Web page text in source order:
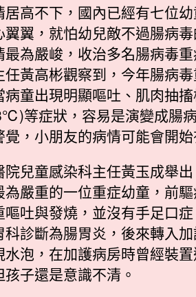
居高不下，國內已經有七位
翼翼，就怕幼兒敵不過腸病
最為嚴峻，收治多名腸病毒
任黃高彬觀察到，今年腸病
病童出現明顯嘔吐、肌肉抽
等症狀，容易是演變成腸
，小朋友的病情可能會開始
院兒童感染科主任黃玉成舉
為嚴重的一位重症幼童，前
嘔吐與發燒，並沒有手足口
診斷為腸胃炎，後來轉入加
水泡，在加護病房時曾經裝
子還是意識不清。